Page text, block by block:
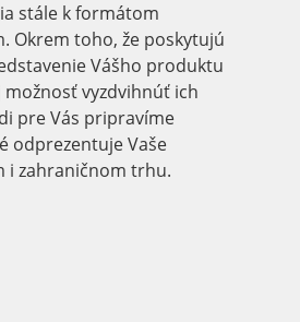
stále k formátom
Okrem toho, že poskytujú
Vášho produktu
vyzdvihnúť ich
pre Vás pripravíme
odprezentuje Vaše
i zahraničnom trhu.